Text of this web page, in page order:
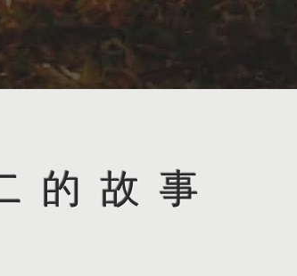
的故事